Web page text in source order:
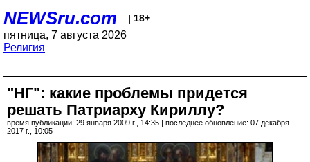
NEWSru.com | 18+
пятница, 7 августа 2026
Религия
"НГ": какие проблемы придется
решать Патриарху Кириллу?
время публикации: 29 января 2009 г., 14:35 | последнее обновление: 07 декабря
2017 г., 10:05